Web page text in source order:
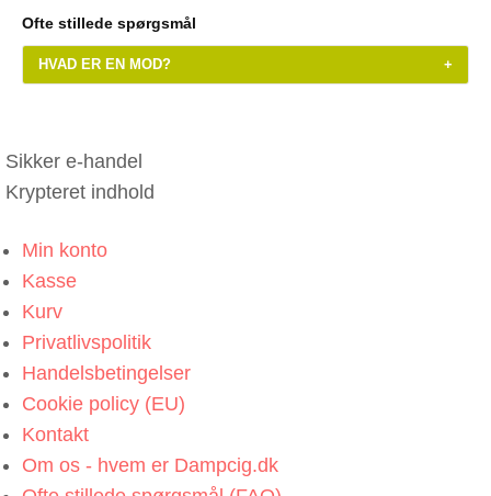
Ofte stillede spørgsmål
HVAD ER EN MOD? +
Sikker e-handel
Krypteret indhold
Min konto
Kasse
Kurv
Privatlivspolitik
Handelsbetingelser
Cookie policy (EU)
Kontakt
Om os - hvem er Dampcig.dk